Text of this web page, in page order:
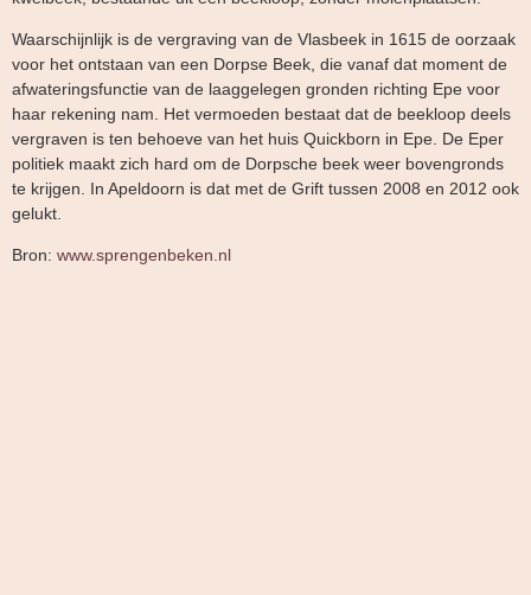
Waarschijnlijk is de vergraving van de Vlasbeek in 1615 de oorzaak
voor het ontstaan van een Dorpse Beek, die vanaf dat moment de
afwateringsfunctie van de laaggelegen gronden richting Epe voor
haar rekening nam. Het vermoeden bestaat dat de beekloop deels
vergraven is ten behoeve van het huis Quickborn in Epe. De Eper
politiek maakt zich hard om de Dorpsche beek weer bovengronds
te krijgen. In Apeldoorn is dat met de Grift tussen 2008 en 2012 ook
gelukt.
Bron: www.sprengenbeken.nl